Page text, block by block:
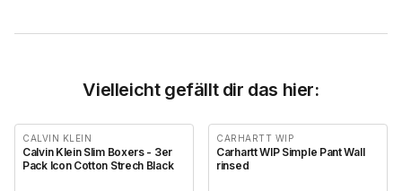
Vielleicht gefällt dir das hier:
CALVIN KLEIN
Calvin Klein Slim Boxers - 3er
Pack Icon Cotton Strech Black
CARHARTT WIP
Carhartt WIP Simple Pant Wall
rinsed